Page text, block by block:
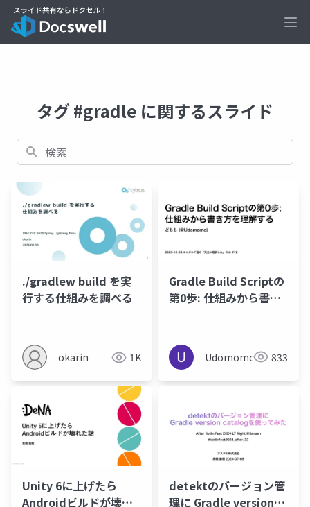
タグ #gradle に関するスライド
検索
./gradlew build を実
行する仕組みを調べる
okarin 1K
Gradle Build Scriptの
第0歩: 仕組みから書き
Udomomo 833
Unity 6に上げたら
Androidビルドが壊れ
detektのバージョン管
理に Gradle version